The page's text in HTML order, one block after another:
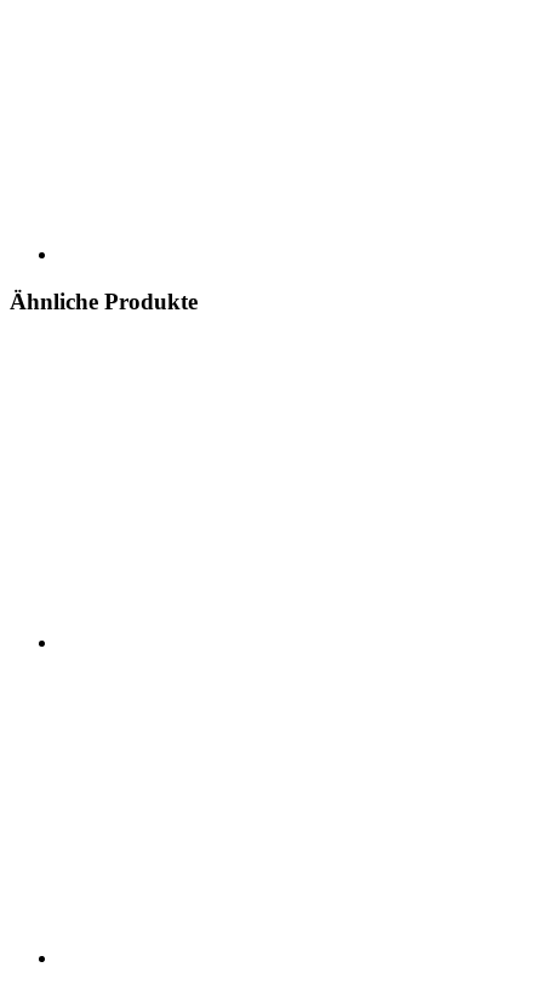
Ähnliche Produkte